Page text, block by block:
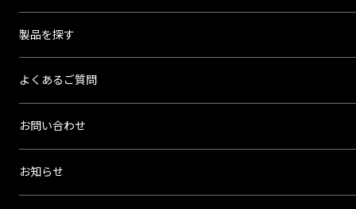
イ
製品を探す
よくあるご質問
お問い合わせ
お知らせ